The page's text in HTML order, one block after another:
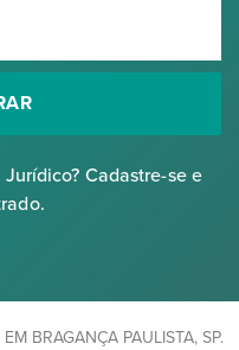
Cadastre-se e
BRAGANÇA PAULISTA, SP.